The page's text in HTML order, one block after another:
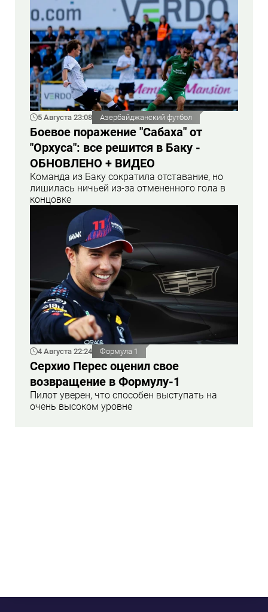
5 Августа 23:08 Азербайджанский футбол
Боевое поражение "Сабаха" от
"Орхуса": все решится в Баку -
ОБНОВЛЕНО + ВИДЕО
Команда из Баку сократила отставание, но
лишилась ничьей из-за отмененного гола в
концовке
4 Августа 22:24 Формула 1
Серхио Перес оценил свое
возвращение в Формулу-1
Пилот уверен, что способен выступать на
очень высоком уровне